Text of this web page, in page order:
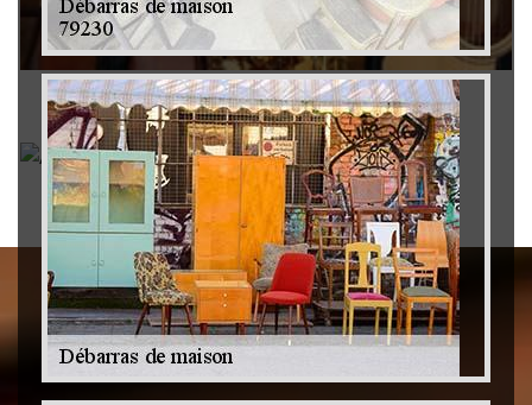
Rachat instrument de musique 79
Achat antiquité 79